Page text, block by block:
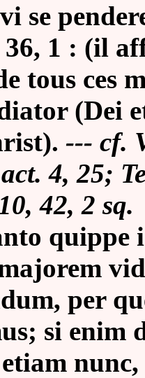
se
1 : (il
tous ces
(Dei et
--- cf.
4, 25;
42, 2 sq.
quippe
per
si enim